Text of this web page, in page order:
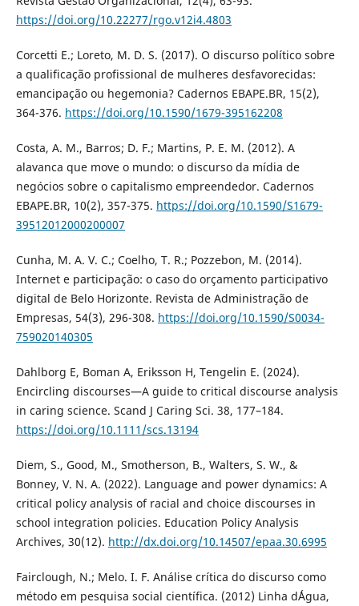
https://doi.org/10.22277/rgo.v12i4.4803
Corcetti E.; Loreto, M. D. S. (2017). O discurso político sobre
a qualificação profissional de mulheres desfavorecidas:
emancipação ou hegemonia? Cadernos EBAPE.BR, 15(2),
364-376. https://doi.org/10.1590/1679-395162208
Costa, A. M., Barros; D. F.; Martins, P. E. M. (2012). A
alavanca que move o mundo: o discurso da mídia de
negócios sobre o capitalismo empreendedor. Cadernos
EBAPE.BR, 10(2), 357-375. https://doi.org/10.1590/S1679-
39512012000200007
Cunha, M. A. V. C.; Coelho, T. R.; Pozzebon, M. (2014).
Internet e participação: o caso do orçamento participativo
digital de Belo Horizonte. Revista de Administração de
Empresas, 54(3), 296-308. https://doi.org/10.1590/S0034-
759020140305
Dahlborg E, Boman A, Eriksson H, Tengelin E. (2024).
Encircling discourses—A guide to critical discourse analysis
in caring science. Scand J Caring Sci. 38, 177–184.
https://doi.org/10.1111/scs.13194
Diem, S., Good, M., Smotherson, B., Walters, S. W., &
Bonney, V. N. A. (2022). Language and power dynamics: A
critical policy analysis of racial and choice discourses in
school integration policies. Education Policy Analysis
Archives, 30(12). http://dx.doi.org/10.14507/epaa.30.6995
Fairclough, N.; Melo. I. F. Análise crítica do discurso como
método em pesquisa social científica. (2012) Linha d´Água,